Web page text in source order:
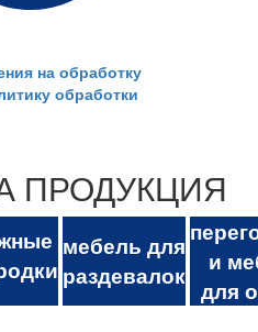
на обработку
обработки
ПРОДУКЦИЯ
мебель для
раздевалок
и
для